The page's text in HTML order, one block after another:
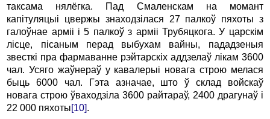
таксама нялёгка. Пад Смаленскам на момант
капітуляцыі цвержы знаходзілася 27 палкоў пяхоты з
галоўнае арміі і 5 палкоў з арміі Трубяцкога. У царскім
лісце, пісаным перад выбухам вайны, пададзеныя
звесткі пра фармаванне рэйтарскіх аддзелаў лікам 3600
чал. Усяго жаўнераў у кавалерыі новага строю мелася
быць 6000 чал. Гэта азначае, што ў склад войскаў
новага строю ўваходзіла 3600 райтараў, 2400 драгунаў і
22 000 пяхоты[10].